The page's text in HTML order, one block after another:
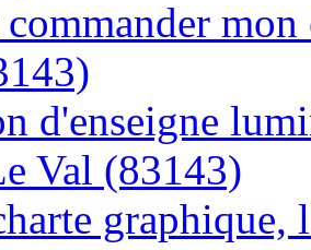
d'enseigne
Val (83143)
graphique,